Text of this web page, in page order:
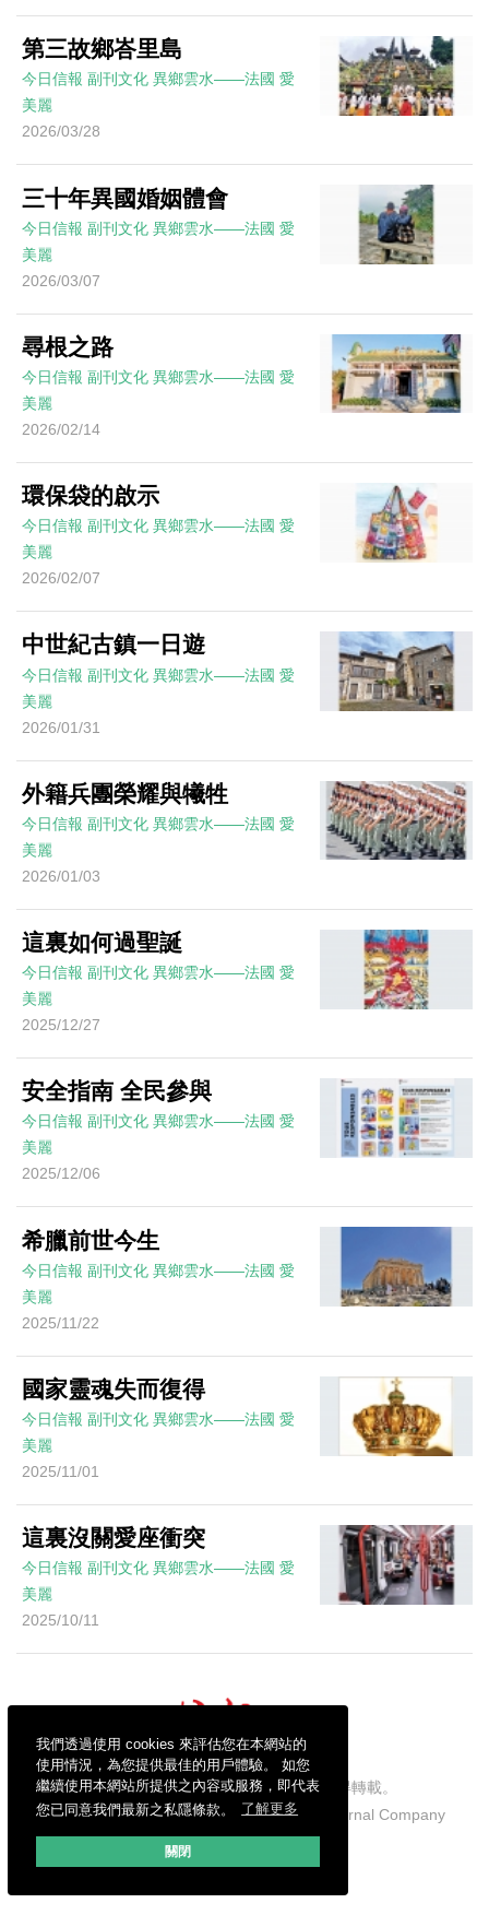
我們透過使用 cookies 來評估您在本網站的
使用情況，為您提供最佳的用戶體驗。 如您
繼續使用本網站所提供之內容或服務，即代表
您已同意我們最新之私隱條款。
了解更多
關閉
第三故鄉峇里島
今日信報 副刊文化 異鄉雲水——法國 愛
美麗
2026/03/28
三十年異國婚姻體會
今日信報 副刊文化 異鄉雲水——法國 愛
美麗
2026/03/07
尋根之路
今日信報 副刊文化 異鄉雲水——法國 愛
美麗
2026/02/14
環保袋的啟示
今日信報 副刊文化 異鄉雲水——法國 愛
美麗
2026/02/07
中世紀古鎮一日遊
今日信報 副刊文化 異鄉雲水——法國 愛
美麗
2026/01/31
外籍兵團榮耀與犧牲
今日信報 副刊文化 異鄉雲水——法國 愛
美麗
2026/01/03
這裏如何過聖誕
今日信報 副刊文化 異鄉雲水——法國 愛
美麗
2025/12/27
安全指南 全民參與
今日信報 副刊文化 異鄉雲水——法國 愛
美麗
2025/12/06
希臘前世今生
今日信報 副刊文化 異鄉雲水——法國 愛
美麗
2025/11/22
國家靈魂失而復得
今日信報 副刊文化 異鄉雲水——法國 愛
美麗
2025/11/01
這裏沒關愛座衝突
今日信報 副刊文化 異鄉雲水——法國 愛
美麗
2025/10/11
信報財經新聞有限公司版權所有，不得轉載。
Copyright © 2026 Hong Kong Economic Journal Company
Limited. All rights reserved.